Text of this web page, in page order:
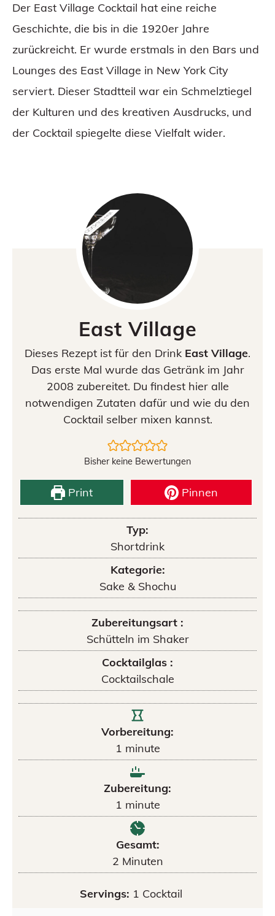
Der East Village Cocktail hat eine reiche
Geschichte, die bis in die 1920er Jahre
zurückreicht. Er wurde erstmals in den Bars und
Lounges des East Village in New York City
serviert. Dieser Stadtteil war ein Schmelztiegel
der Kulturen und des kreativen Ausdrucks, und
der Cocktail spiegelte diese Vielfalt wider.
East Village
Dieses Rezept ist für den Drink East Village.
Das erste Mal wurde das Getränk im Jahr
2008 zubereitet. Du findest hier alle
notwendigen Zutaten dafür und wie du den
Cocktail selber mixen kannst.
Bisher keine Bewertungen
Print Pinnen
Typ:
Shortdrink
Kategorie:
Sake & Shochu
Zubereitungsart :
Schütteln im Shaker
Cocktailglas :
Cocktailschale
Vorbereitung:
1 minute
Zubereitung:
1 minute
Gesamt:
2 Minuten
Servings: 1 Cocktail